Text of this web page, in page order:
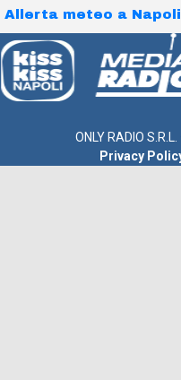
Allerta meteo a
ONLY RADIO
Privacy